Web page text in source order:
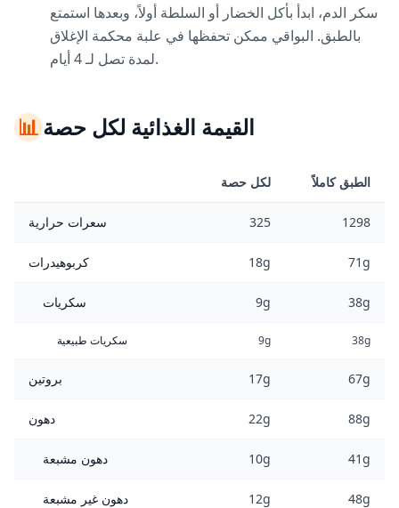
سكر الدم، ابدأ بأكل الخضار أو السلطة أولاً، وبعدها استمتع
بالطبق. البواقي ممكن تحفظها في علبة محكمة الإغلاق
لمدة تصل لـ 4 أيام.
📊القيمة الغذائية لكل حصة
لكل حصة الطبق كاملاً
سعرات حرارية 325 1298
كربوهيدرات 18g 71g
سكريات 9g 38g
سكريات طبيعية 9g 38g
بروتين 17g 67g
دهون 22g 88g
دهون مشبعة 10g 41g
دهون غير مشبعة 12g 48g